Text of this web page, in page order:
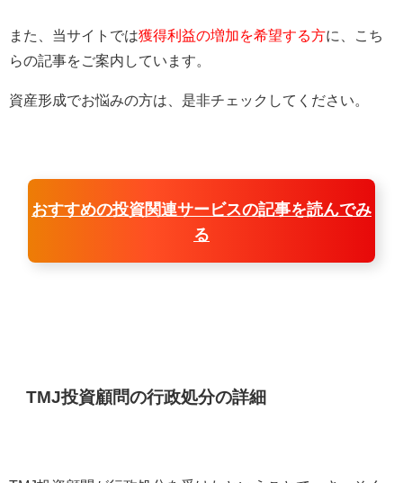
また、当サイトでは獲得利益の増加を希望する方に、こち
らの記事をご案内しています。
資産形成でお悩みの方は、是非チェックしてください。
おすすめの投資関連サービスの記事を読んでみ
る
TMJ投資顧問の行政処分の詳細